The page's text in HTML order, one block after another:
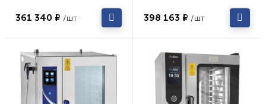
361 340 ₽ /шт 398 163 ₽ /шт